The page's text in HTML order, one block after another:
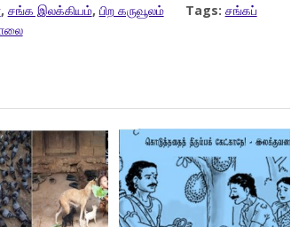
, சங்க இலக்கியம், பிற கருவூலம் Tags: சங்கப்